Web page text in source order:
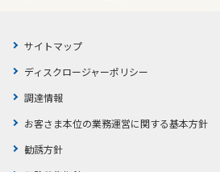
サイトマップ
ディスクロージャーポリシー
調達情報
お客さま本位の業務運営に関する基本方針
勧誘方針